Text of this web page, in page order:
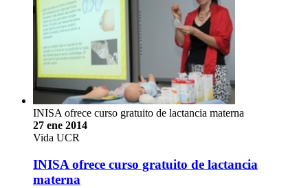
INISA ofrece curso gratuito de lactancia materna
27 ene 2014
Vida UCR
INISA ofrece curso gratuito de lactancia
materna